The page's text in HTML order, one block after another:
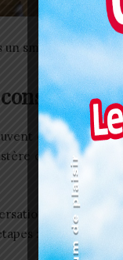
un smartphone.
obtenir leur
ou en
ouverte, il
: